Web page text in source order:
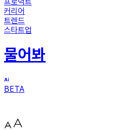
커리어
트렌드
스타트업
물어봐
BETA